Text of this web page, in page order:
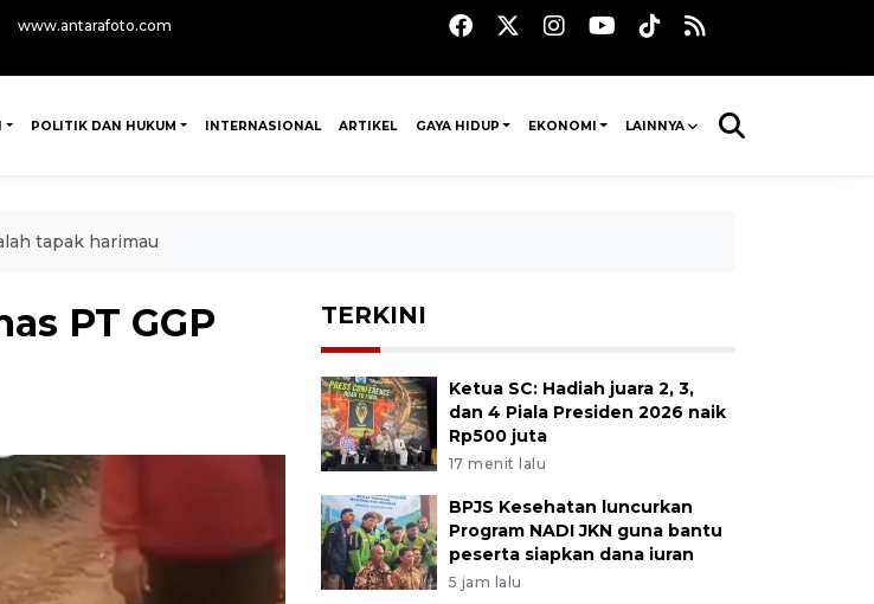
www.antarafoto.com
POLITIK DAN HUKUM INTERNASIONAL ARTIKEL GAYA HIDUP EKONOMI LAINNYA
tapak harimau
PT GGP
TERKINI
Ketua SC: Hadiah juara 2, 3,
dan 4 Piala Presiden 2026 naik
Rp500 juta
17 menit lalu
BPJS Kesehatan luncurkan
Program NADI JKN guna bantu
peserta siapkan dana iuran
5 jam lalu